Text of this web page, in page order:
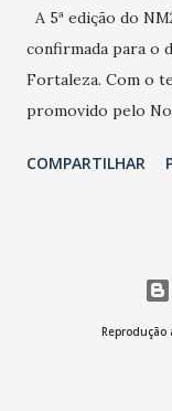
A 5ª edição do
confirmada para o
Fortaleza. Com o
promovido pelo
e lideranças do
LinkedIn, VISA,
A nova edição
COMPARTILHAR